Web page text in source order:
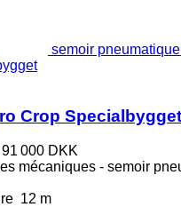
semoir
Crop Specialbygget
91 000 DKK
mécaniques - semoir
12 m